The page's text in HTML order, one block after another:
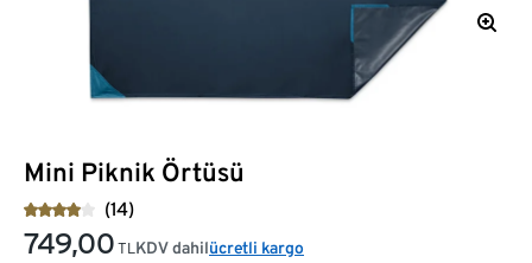
Mini Piknik Örtüsü
(14)
749,00 TL KDV dahilücretli kargo